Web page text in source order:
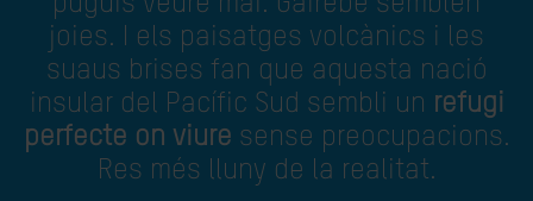
joies. I els paisatges volcànics i les
suaus brises fan que aquesta nació
insular del Pacífic Sud sembli un refugi
perfecte on viure sense preocupacions.
Res més lluny de la realitat.